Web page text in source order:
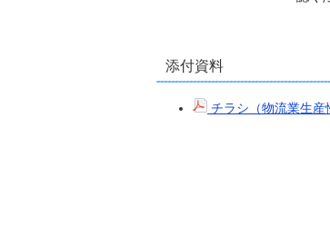
添付資料
チラシ（物流業生産